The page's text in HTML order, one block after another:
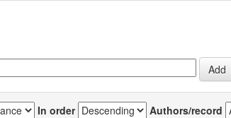
In order Authors/record